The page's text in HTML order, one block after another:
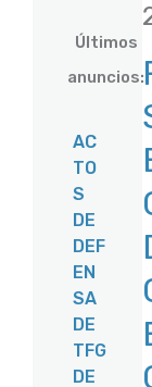
Últimos
anuncios:
AC
TO
S
DE
DEF
EN
SA
DE
TFG
DE